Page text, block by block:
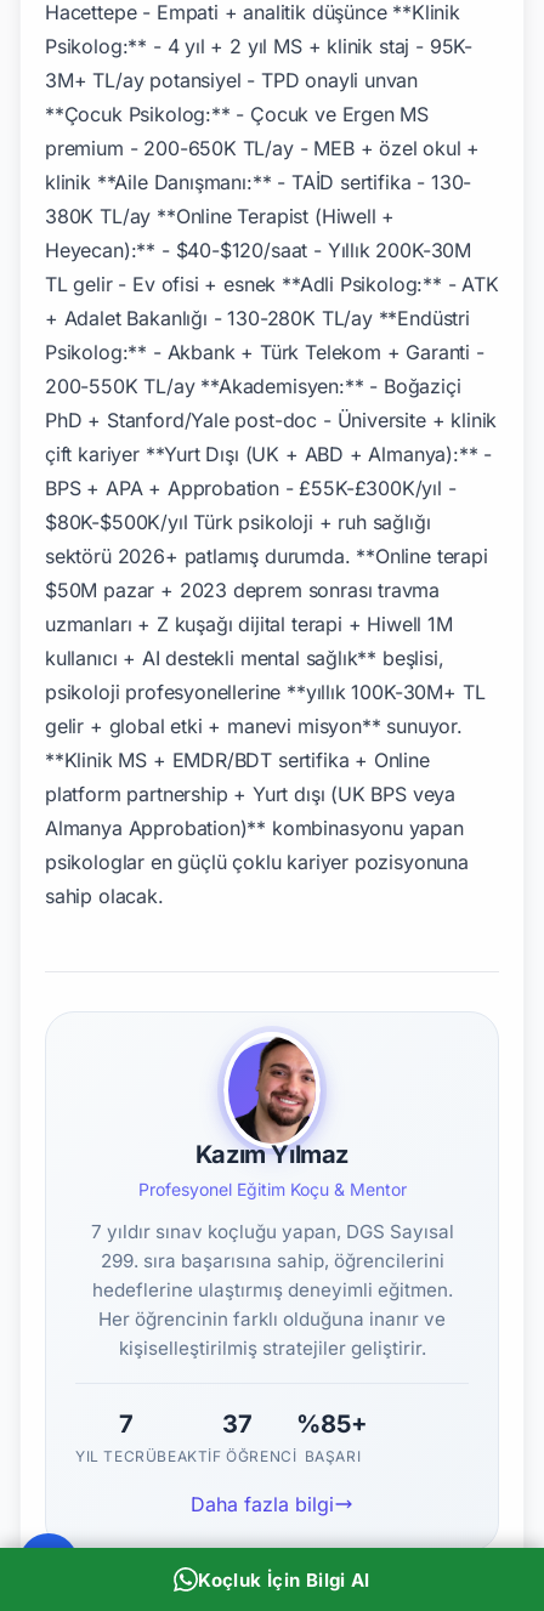
Kazım Yılmaz
Profesyonel Eğitim Koçu & Mentor
7 yıldır sınav koçluğu yapan, DGS Sayısal
299. sıra başarısına sahip, öğrencilerini
hedeflerine ulaştırmış deneyimli eğitmen.
Her öğrencinin farklı olduğuna inanır ve
kişiselleştirilmiş stratejiler geliştirir.
7
YIL TECRÜBE
37
AKTIF ÖĞRENCI
%85+
BAŞARI
Daha fazla bilgi
Koçluk İçin Bilgi Al